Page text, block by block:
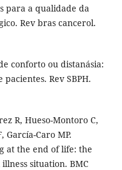
para a qualidade da
Rev bras cancerol.
conforto ou distanásia:
Rev SBPH.
R, Hueso-Montoro C,
García-Caro MP.
at the end of life: the
situation. BMC